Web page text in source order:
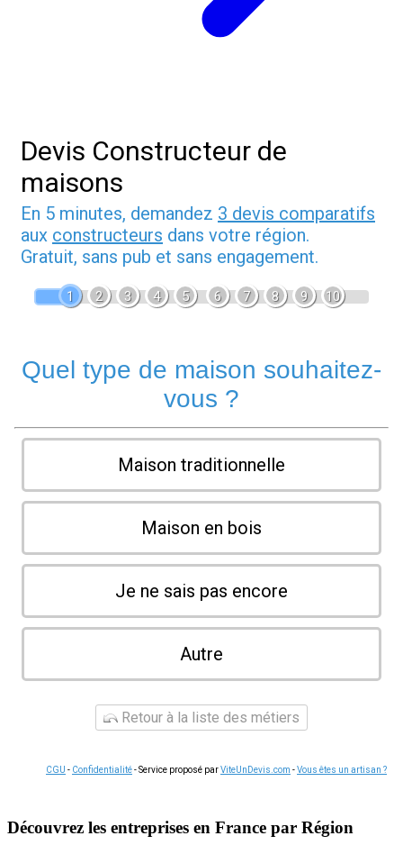
Devis Constructeur de
maisons
En 5 minutes, demandez 3 devis comparatifs
aux constructeurs dans votre région.
Gratuit, sans pub et sans engagement.
1 2 3 4 5 6 7 8 9 10
Quel type de maison souhaitez-
vous ?
Maison traditionnelle
Maison en bois
Je ne sais pas encore
Autre
Retour à la liste des métiers
CGU - Confidentialité- Service proposé parViteUnDevis.com -Vous êtes un artisan ?
Découvrez les entreprises en France par Région